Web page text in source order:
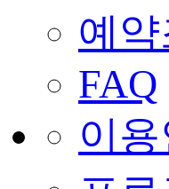
예약
FAQ
이